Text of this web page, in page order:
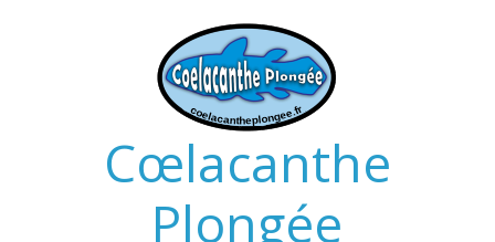
Cœlacanthe
Plongée